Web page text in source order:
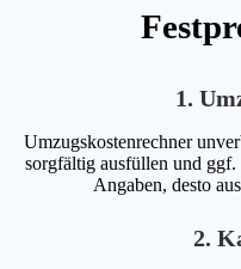
1.
Umzugskostenrechner
sorgfältig ausfüllen und
Angaben, desto
2.